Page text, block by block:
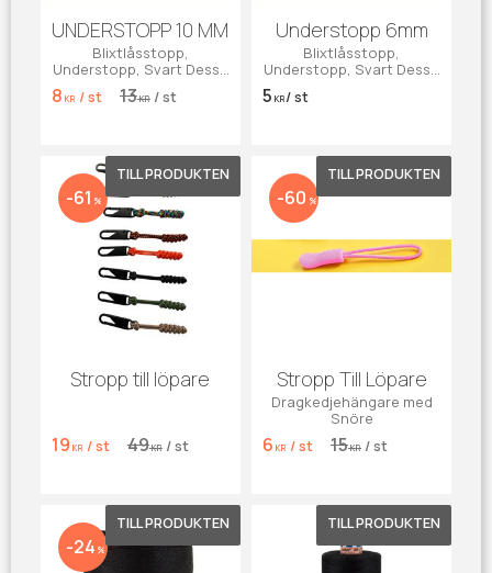
UNDERSTOPP 10 MM
Blixtlåsstopp,
Understopp, Svart Dessa
understoppar passar till
spiral-, metall- och
8 KR /st 13KR /st
Understopp 6mm
Blixtlåsstopp,
Understopp, Svart Dessa
understoppar passar till
spiral-, metall- och
5 KR/st
Stropp till löpare
19 KR /st 49KR /st
61 % Lägg till i favoriter
Stropp Till Löpare
Dragkedjehängare med
Snöre
6 KR /st 15KR /st
60 % Lägg till
24 % Lägg till i favoriter Lägg till